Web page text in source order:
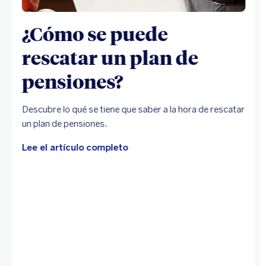
¿Cómo se puede
rescatar un plan de
pensiones?
Descubre lo qué se tiene que saber a la hora de rescatar
un plan de pensiones.
Lee el artículo completo